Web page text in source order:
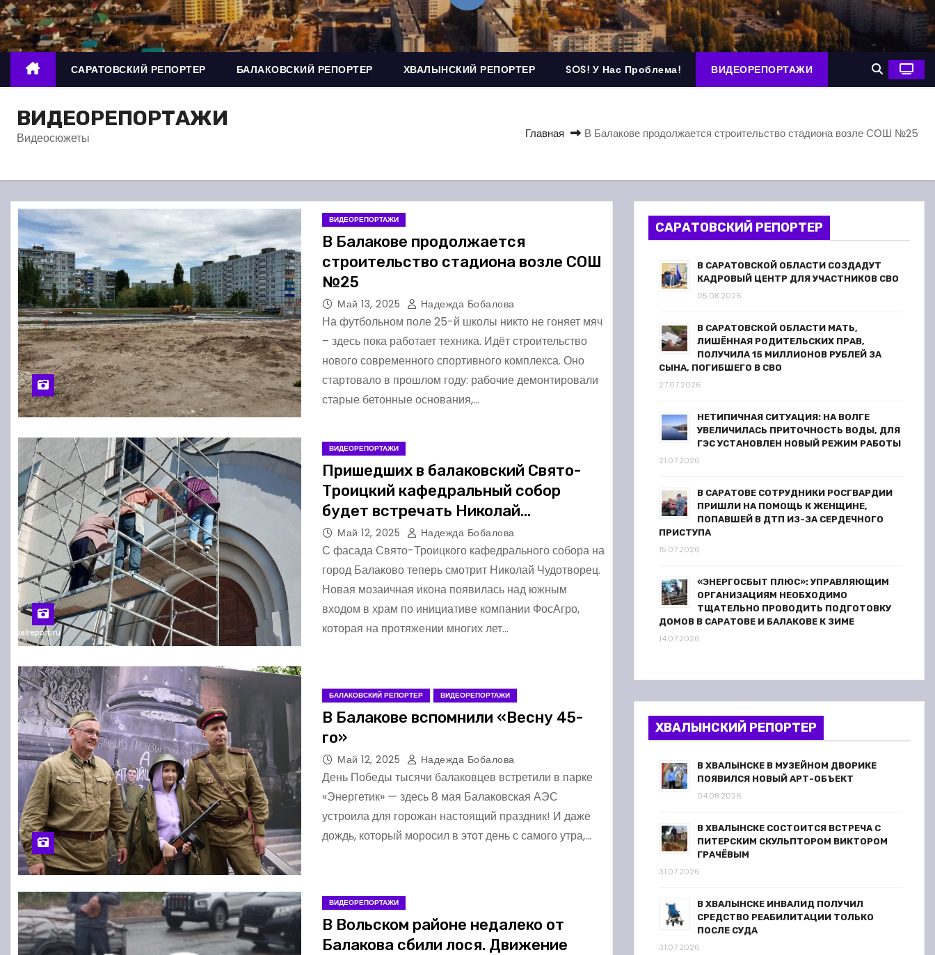
о
м
у
САРАТОВСКИЙ РЕПОРТЕР БАЛАКОВСКИЙ РЕПОРТЕР ХВАЛЫНСКИЙ РЕПОРТЕР SOS! У Нас Проблема! ВИДЕОРЕПОРТАЖИ
ВИДЕОРЕПОРТАЖИ
Видеосюжеты Главная В Балакове продолжается строительство стадиона возле СОШ №25
ВИДЕОРЕПОРТАЖИ
В Балакове продолжается
строительство стадиона возле СОШ
№25
Май 13, 2025 Надежда Бобалова
На футбольном поле 25-й школы никто не гоняет мяч
– здесь пока работает техника. Идёт строительство
нового современного спортивного комплекса. Оно
стартовало в прошлом году: рабочие демонтировали
старые бетонные основания,…
ВИДЕОРЕПОРТАЖИ
Пришедших в балаковский Свято-
Троицкий кафедральный собор
будет встречать Николай
Чудотворец
Май 12, 2025 Надежда Бобалова
С фасада Свято-Троицкого кафедрального собора на
город Балаково теперь смотрит Николай Чудотворец.
Новая мозаичная икона появилась над южным
входом в храм по инициативе компании ФосАгро,
которая на протяжении многих лет…
БАЛАКОВСКИЙ РЕПОРТЕР ВИДЕОРЕПОРТАЖИ
В Балакове вспомнили «Весну 45-
го»
Май 12, 2025 Надежда Бобалова
День Победы тысячи балаковцев встретили в парке
«Энергетик» — здесь 8 мая Балаковская АЭС
устроила для горожан настоящий праздник! И даже
дождь, который моросил в этот день с самого утра,…
ВИДЕОРЕПОРТАЖИ
В Вольском районе недалеко от
Балакова сбили лося. Движение
САРАТОВСКИЙ РЕПОРТЕР
В САРАТОВСКОЙ ОБЛАСТИ СОЗДАДУТ
КАДРОВЫЙ ЦЕНТР ДЛЯ УЧАСТНИКОВ СВО
05.08.2026
В САРАТОВСКОЙ ОБЛАСТИ МАТЬ,
ЛИШЁННАЯ РОДИТЕЛЬСКИХ ПРАВ,
ПОЛУЧИЛА 15 МИЛЛИОНОВ РУБЛЕЙ ЗА
СЫНА, ПОГИБШЕГО В СВО
27.07.2026
НЕТИПИЧНАЯ СИТУАЦИЯ: НА ВОЛГЕ
УВЕЛИЧИЛАСЬ ПРИТОЧНОСТЬ ВОДЫ, ДЛЯ
ГЭС УСТАНОВЛЕН НОВЫЙ РЕЖИМ РАБОТЫ
21.07.2026
В САРАТОВЕ СОТРУДНИКИ РОСГВАРДИИ
ПРИШЛИ НА ПОМОЩЬ К ЖЕНЩИНЕ,
ПОПАВШЕЙ В ДТП ИЗ-ЗА СЕРДЕЧНОГО
ПРИСТУПА
15.07.2026
«ЭНЕРГОСБЫТ ПЛЮС»: УПРАВЛЯЮЩИМ
ОРГАНИЗАЦИЯМ НЕОБХОДИМО
ТЩАТЕЛЬНО ПРОВОДИТЬ ПОДГОТОВКУ
ДОМОВ В САРАТОВЕ И БАЛАКОВЕ К ЗИМЕ
14.07.2026
ХВАЛЫНСКИЙ РЕПОРТЕР
В ХВАЛЫНСКЕ В МУЗЕЙНОМ ДВОРИКЕ
ПОЯВИЛСЯ НОВЫЙ АРТ-ОБЪЕКТ
04.08.2026
В ХВАЛЫНСКЕ СОСТОИТСЯ ВСТРЕЧА С
ПИТЕРСКИМ СКУЛЬПТОРОМ ВИКТОРОМ
ГРАЧЁВЫМ
31.07.2026
В ХВАЛЫНСКЕ ИНВАЛИД ПОЛУЧИЛ
СРЕДСТВО РЕАБИЛИТАЦИИ ТОЛЬКО
ПОСЛЕ СУДА
31.07.2026